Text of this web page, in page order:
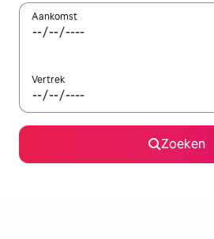
Aankomst
Vertrek
Zoeken